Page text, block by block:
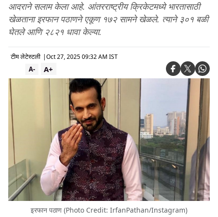
आदराने सलाम केला आहे. आंतरराष्ट्रीय क्रिकेटमध्ये भारतासाठी
खेळताना इरफान पठाणने एकूण १७२ सामने खेळले. त्याने ३०१ बळी
घेतले आणि २८२१ धावा केल्या.
टीम लेटेस्टली |Oct 27, 2025 09:32 AM IST
A+
A-
इरफान पठाण (Photo Credit: IrfanPathan/Instagram)